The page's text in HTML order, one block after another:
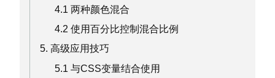
4.1 两种颜色混合
4.2 使用百分比控制混合比例
5. 高级应用技巧
5.1 与CSS变量结合使用